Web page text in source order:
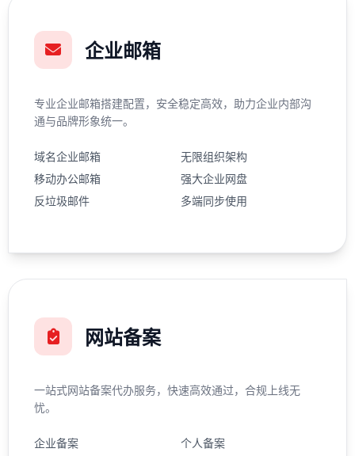
企业邮箱
专业企业邮箱搭建配置，安全稳定高效，助力企业内部沟
通与品牌形象统一。
域名企业邮箱
无限组织架构
移动办公邮箱
强大企业网盘
反垃圾邮件
多端同步使用
网站备案
一站式网站备案代办服务，快速高效通过，合规上线无
忧。
企业备案
个人备案